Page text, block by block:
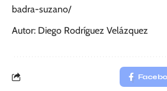
badra-suzano/
Autor: Diego Rodríguez Velázquez